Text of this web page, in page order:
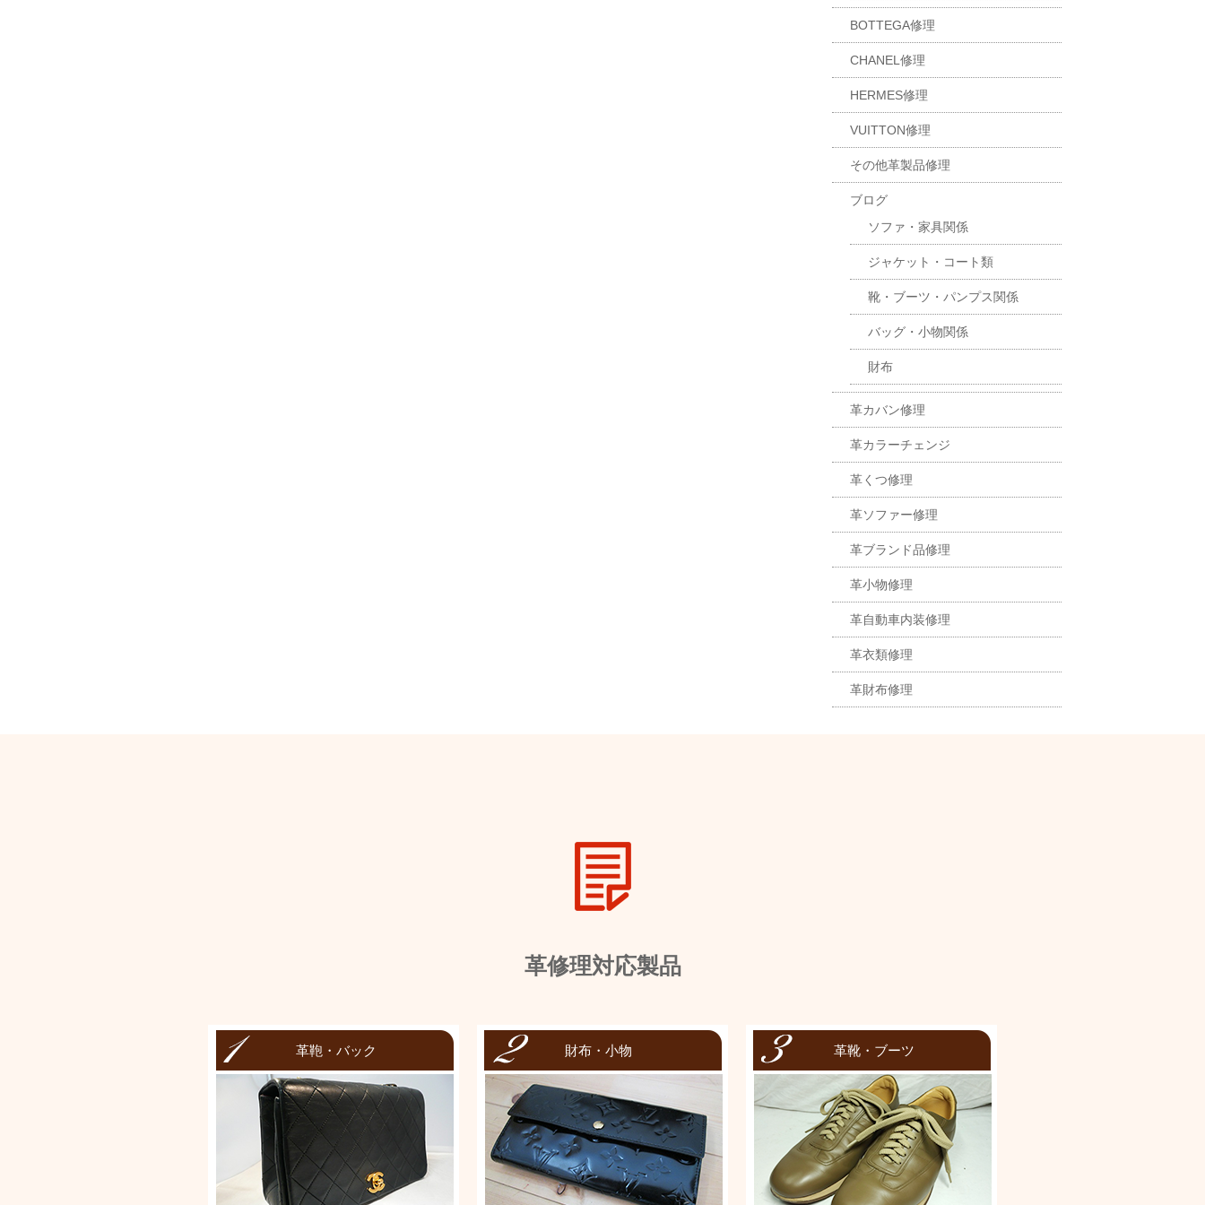
BOTTEGA修理
CHANEL修理
HERMES修理
VUITTON修理
その他革製品修理
ブログ
ソファ・家具関係
ジャケット・コート類
靴・ブーツ・パンプス関係
バッグ・小物関係
財布
革カバン修理
革カラーチェンジ
革くつ修理
革ソファー修理
革ブランド品修理
革小物修理
革自動車内装修理
革衣類修理
革財布修理
革修理対応製品
革鞄・バック 財布・小物 革靴・ブーツ